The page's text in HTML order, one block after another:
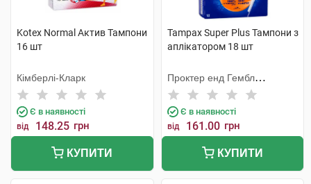
Kotex Normal Актив Тампони
16 шт
Кімберлі-Кларк
Є в наявності
від 148.25 грн
КУПИТИ
Tampax Super Plus Тампони з
аплікатором 18 шт
Проктер енд Гембл
Мануфекчурінг
Є в наявності
від 161.00 грн
КУПИТИ